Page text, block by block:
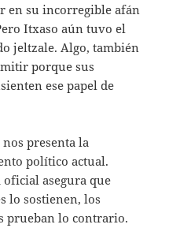
en su incorregible afán
Itxaso aún tuvo el
jeltzale. Algo, también
porque sus
ese papel de
presenta la
político actual.
asegura que
lo sostienen, los
prueban lo contrario.